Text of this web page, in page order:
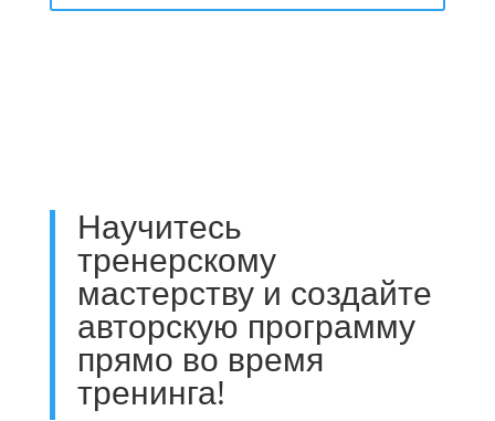
Научитесь
тренерскому
мастерству и создайте
авторскую программу
прямо во время
тренинга!